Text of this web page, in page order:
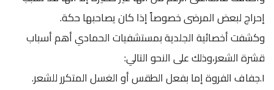
إحراج لبعض المرضى خصوصاً إذا كان يصاحبها حكة.
وكشفت أخصائية الجلدية بمستشفيات الحمادي أهم أسباب
قشرة الشعر،وذلك على النحو التالي:
١.جفاف الفروة إما بفعل الطقس أو الغسل المتكرر للشعر.